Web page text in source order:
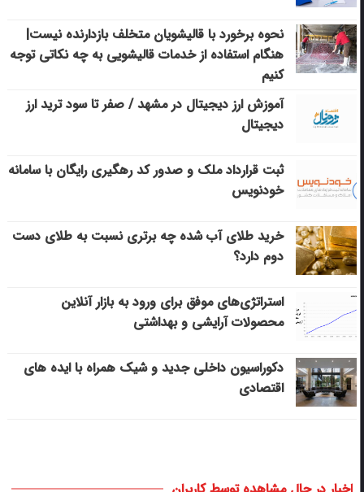
نحوه برخورد با قالیشویان متخلف بازدارنده نیست|
هنگام استفاده از خدمات قالیشویی به چه نکاتی توجه
کنیم
آموزش ارز دیجیتال در مشهد / صفر تا سود ترید ارز
دیجیتال
ثبت قرارداد ملک و صدور کد رهگیری رایگان با سامانه
خودنویس
خرید طلای آب شده چه برتری نسبت به طلای دست
دوم دارد؟
استراتژی‌های موفق برای ورود به بازار آنلاین
محصولات آرایشی و بهداشتی
دکوراسیون داخلی جدید و شیک همراه با ایده های
اقتصادی